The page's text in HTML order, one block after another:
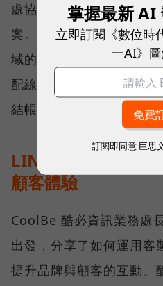
處協理李佳運介紹了該
案。Solomon 所羅門的
域的監測攝影機，協助零
配線檢查與點料分類，並
結帳系統，提高整體運營
LINE+AI 商務互動
顧客體驗
CoolBe 酷必資訊業務處
出發，分享了如何運用
提升品牌與顧客的互動。
掌握最新 AI
立即訂閱《數位時
一AI》
訂閱即同意 巨思